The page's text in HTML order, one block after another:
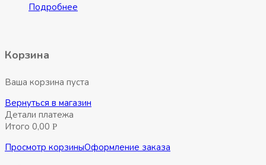
Подробнее
Корзина
Ваша корзина пуста
Вернуться в магазин
Детали платежа
Итого 0,00 Р
Просмотр корзиныОформление заказа